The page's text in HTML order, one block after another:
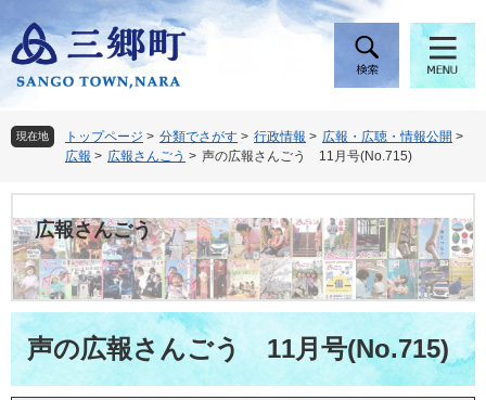
ー
ジ
頭
で
。
ニ
ュ
飛
ば
て
本
文
へ
現在地 トップページ > 分類でさがす > 行政情報 > 広報・広聴・情報公開 >
広報 > 広報さんごう > 声の広報さんごう 11月号(No.715)
広報さんごう
本
文声の広報さんごう 11月号(No.715)